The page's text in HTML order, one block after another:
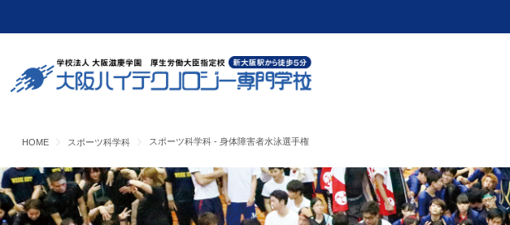
HOME スポーツ科学科 スポーツ科学科 - 身体障害者水泳選手権